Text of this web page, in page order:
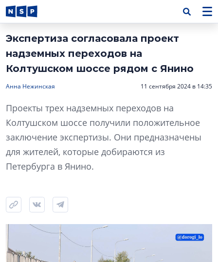
Экспертиза согласовала проект
надземных переходов на
Колтушском шоссе рядом с Янино
Анна Нежинская 11 сентября 2024 в 14:35
Проекты трех надземных переходов на
Колтушском шоссе получили положительное
заключение экспертизы. Они предназначены
для жителей, которые добираются из
Петербурга в Янино.